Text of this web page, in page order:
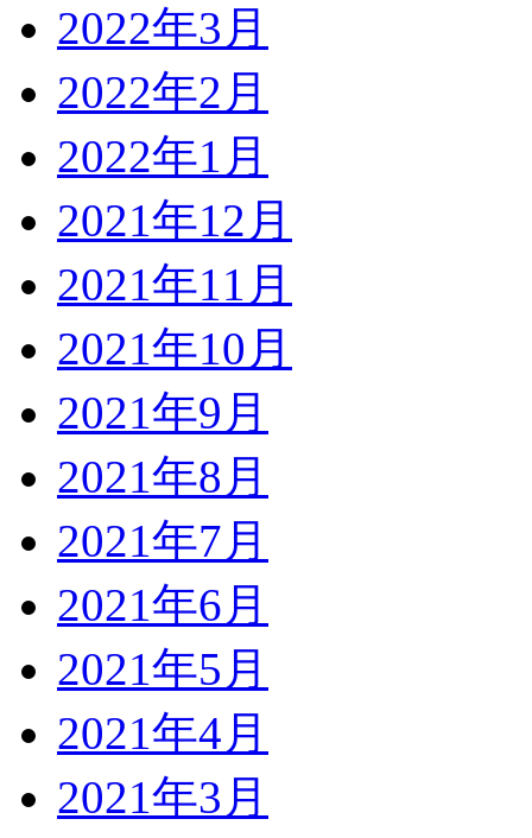
2022年3月
2022年2月
2022年1月
2021年12月
2021年11月
2021年10月
2021年9月
2021年8月
2021年7月
2021年6月
2021年5月
2021年4月
2021年3月